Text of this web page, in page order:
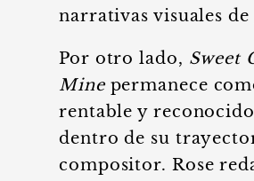
narrativas visuales de
Por otro lado, Sweet
Minepermanece
rentable y
dentro de su
compositor. Rose